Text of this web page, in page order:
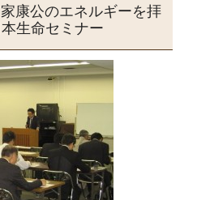
康公のエネルギーを拝
命セミナー